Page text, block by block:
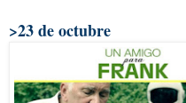
>23 de octubre